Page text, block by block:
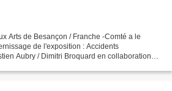
Arts de Besançon / Franche -Comté a le
de l'exposition : Accidents
Aubry / Dimitri Broquard en collaboration